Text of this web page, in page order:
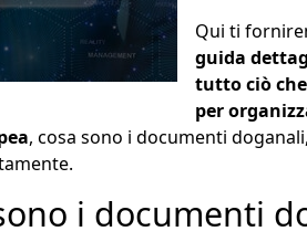
Qui ti
guida
tutto ciò che
per
, cosa sono i documenti
i documenti